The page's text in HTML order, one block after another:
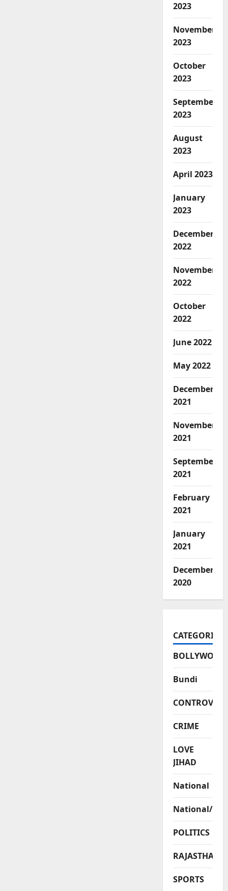
2023
November
2023
October
2023
September
2023
August
2023
April 2023
January
2023
December
2022
November
2022
October
2022
June 2022
May 2022
December
2021
November
2021
September
2021
February
2021
January
2021
December
2020
CATEGORIES
BOLLYWOOD
Bundi
CRIME
LOVE
JIHAD
National
National/
POLITICS
RAJASTHAN
SPORTS